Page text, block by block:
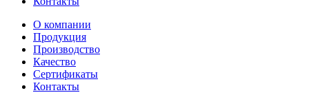
О компании
Продукция
Производство
Качество
Сертификаты
Контакты